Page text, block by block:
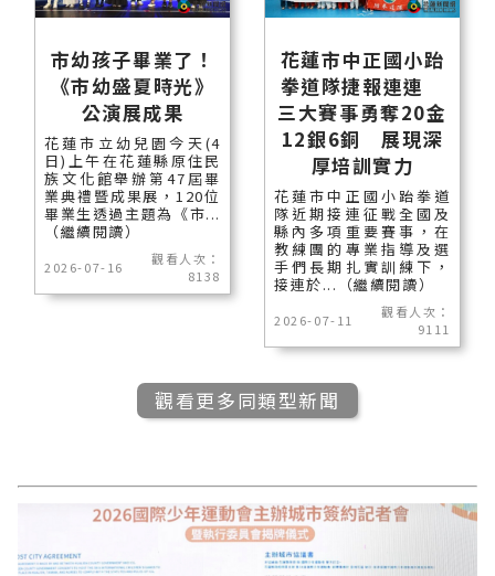
市幼孩子畢業了！
《市幼盛夏時光》
公演展成果
花蓮市立幼兒園今天(4
日)上午在花蓮縣原住民
族文化館舉辦第47屆畢
業典禮暨成果展，120位
畢業生透過主題為《市...
（繼續閱讀）
2026-07-16
觀看人次：
8138
花蓮市中正國小跆
拳道隊捷報連連
三大賽事勇奪20金
12銀6銅 展現深
厚培訓實力
花蓮市中正國小跆拳道
隊近期接連征戰全國及
縣內多項重要賽事，在
教練團的專業指導及選
手們長期扎實訓練下，
接連於...（繼續閱讀）
2026-07-11
觀看人次：
9111
觀看更多同類型新聞